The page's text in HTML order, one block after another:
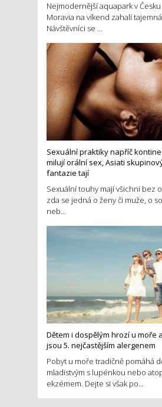
Nejmodernější aquapark v
Moravia na víkend zahalí
Návštěvníci se ...
Sexuální praktiky napříč
milují orální sex, Asiati
fantazie tají
Sexuální touhy mají všichni bez
zda se jedná o ženy či muže, o
neb...
Dětem i dospělým hrozí u moře
jsou 5. nejčastějším alergenem
Pobyt u moře tradičně pomáhá
mladistvým s lupénkou nebo
ekzémem. Dejte si však po...